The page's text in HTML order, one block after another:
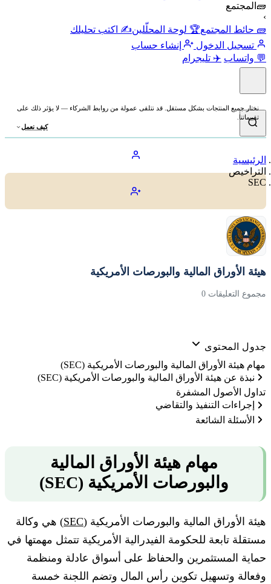
🧱 المجتمع
›
🧱 حائط المجتمع🏆 لوحة المحلّلين✍️ اكتب تحليلك
تسجيل الدخول
إنشاء حساب
💬 واتساب ✈️ تليجرام
نختار جميع المنتجات بشكل مستقل. قد نتلقى عمولة من روابط الشركاء — لا يؤثر ذلك على
تقييماتنا.
كيف نعمل
الرئيسية
التراخيص
SEC
هيئة الأوراق المالية والبورصات الأمريكية
مجموع التعليقات 0
جدول المحتوى
مهام هيئة الأوراق المالية والبورصات الأمريكية (SEC)
نبذة عن هيئة الأوراق المالية والبورصات الأمريكية (SEC)
تداول الأصول المشفرة
إجراءات التنفيذ والتقاضي
الأسئلة الشائعة
مهام هيئة الأوراق المالية
والبورصات الأمريكية (SEC)
هيئة الأوراق المالية والبورصات الأمريكية (SEC) هي وكالة
مستقلة تابعة للحكومة الفيدرالية الأمريكية تتمثل مهمتها في
حماية المستثمرين والحفاظ على أسواق عادلة ومنظمة
وفعالة وتسهيل تكوين رأس المال وتضم اللجنة خمسة